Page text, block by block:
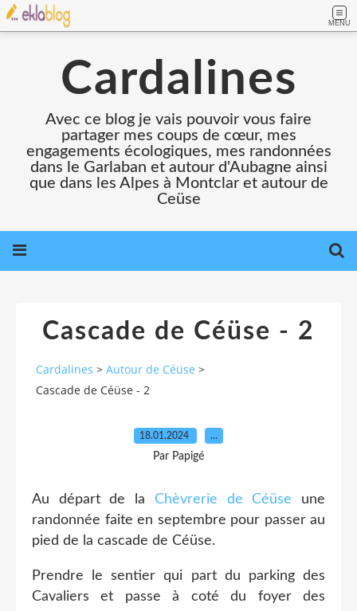
MENU
Cardalines
Avec ce blog je vais pouvoir vous faire
partager mes coups de cœur, mes
engagements écologiques, mes randonnées
dans le Garlaban et autour d'Aubagne ainsi
que dans les Alpes à Montclar et autour de
Ceüse
Cascade de Céüse - 2
Cardalines > Autour de Céüse >
Cascade de Céüse - 2
18.01.2024 …
Par Papigé
Au départ de la Chèvrerie de Céüse une
randonnée faite en septembre pour passer au
pied de la cascade de Céüse.
Prendre le sentier qui part du parking des
Cavaliers et passe à coté du foyer des